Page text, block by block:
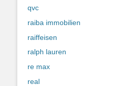
qvc
raiba immobilien
raiffeisen
ralph lauren
re max
real